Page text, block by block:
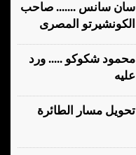
سان سانس ....... صاحب
الكونشيرتو المصرى
محمود شكوكو ..... ورد
عليه
تحويل مسار الطائرة